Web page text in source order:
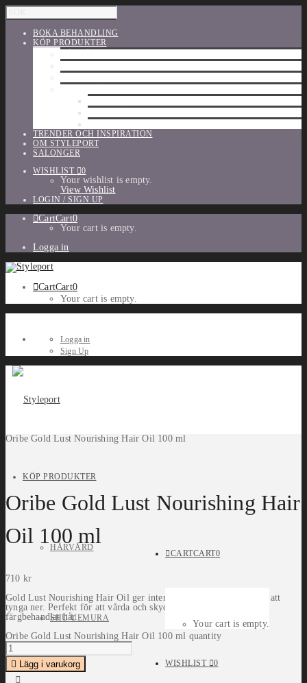
BOKA BEHANDLING
KÖP PRODUKTER
TRENDER OCH INSPIRATION
OM STYLEPORT
SALONGER
WISHLIST
0
Your wishlist is empty.
View Wishlist
LOGIN / SIGN UP
CartCart0
Your cart is empty.
Logga in
CartCart0
Your cart is empty.
Logga in
Sign Up
KÖP PRODUKTER
HÅRVÅRD
SHU UEMURA
CARTCART0
Your cart is empty.
WISHLIST 0
Oribe Gold Lust Nourishing Hair Oil 100 ml
Oribe Gold Lust Nourishing Hair
Oil 100 ml
710 kr
Gold Lust Nourishing Hair Oil ger intensiv näring och glans utan att
tynga ner. Perfekt för att vårda och skydda torrt, skadat och
färgbehandlat hår.
Oribe Gold Lust Nourishing Hair Oil 100 ml quantity
Lägg i varukorg